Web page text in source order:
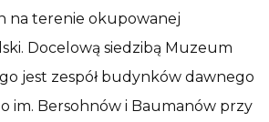
na terenie okupowanej
Docelową siedzibą Muzeum
jest zespół budynków dawnego
im. Bersohnów i Baumanów przy